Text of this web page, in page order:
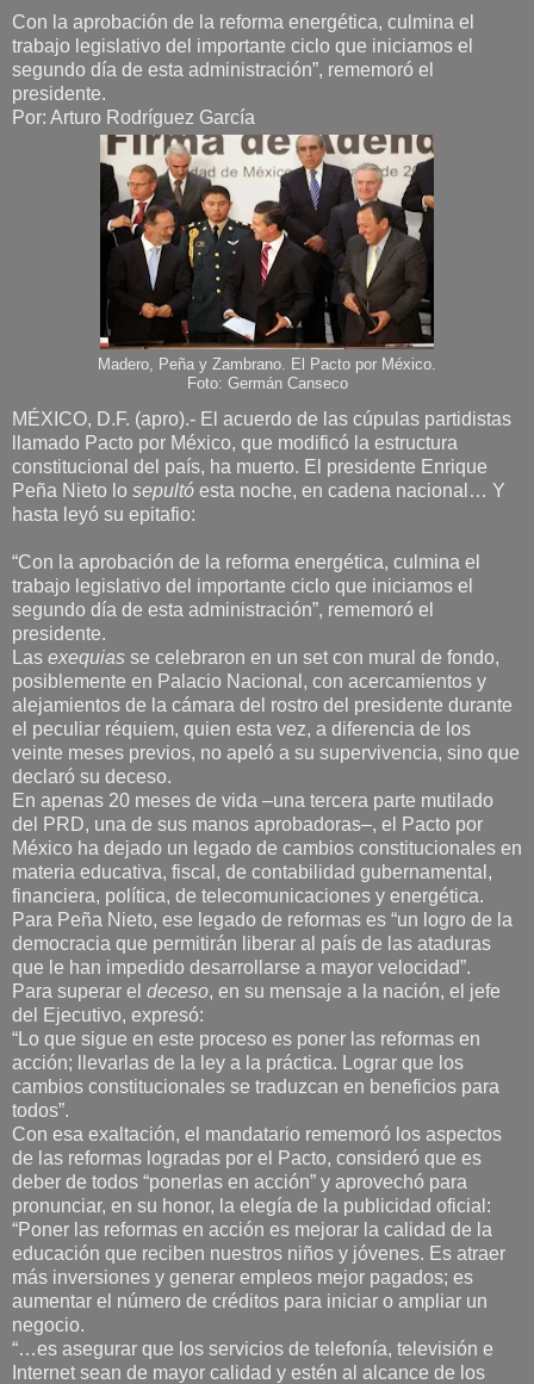
Con la aprobación de la reforma energética, culmina el
trabajo legislativo del importante ciclo que iniciamos el
segundo día de esta administración”, rememoró el
presidente.
Por: Arturo Rodríguez García
Madero, Peña y Zambrano. El Pacto por México.
Foto: Germán Canseco
MÉXICO, D.F. (apro).- El acuerdo de las cúpulas partidistas
llamado Pacto por México, que modificó la estructura
constitucional del país, ha muerto. El presidente Enrique
Peña Nieto lo sepultó esta noche, en cadena nacional… Y
hasta leyó su epitafio:
“Con la aprobación de la reforma energética, culmina el
trabajo legislativo del importante ciclo que iniciamos el
segundo día de esta administración”, rememoró el
presidente.
Las exequias se celebraron en un set con mural de fondo,
posiblemente en Palacio Nacional, con acercamientos y
alejamientos de la cámara del rostro del presidente durante
el peculiar réquiem, quien esta vez, a diferencia de los
veinte meses previos, no apeló a su supervivencia, sino que
declaró su deceso.
En apenas 20 meses de vida –una tercera parte mutilado
del PRD, una de sus manos aprobadoras–, el Pacto por
México ha dejado un legado de cambios constitucionales en
materia educativa, fiscal, de contabilidad gubernamental,
financiera, política, de telecomunicaciones y energética.
Para Peña Nieto, ese legado de reformas es “un logro de la
democracia que permitirán liberar al país de las ataduras
que le han impedido desarrollarse a mayor velocidad”.
Para superar el deceso, en su mensaje a la nación, el jefe
del Ejecutivo, expresó:
“Lo que sigue en este proceso es poner las reformas en
acción; llevarlas de la ley a la práctica. Lograr que los
cambios constitucionales se traduzcan en beneficios para
todos”.
Con esa exaltación, el mandatario rememoró los aspectos
de las reformas logradas por el Pacto, consideró que es
deber de todos “ponerlas en acción” y aprovechó para
pronunciar, en su honor, la elegía de la publicidad oficial:
“Poner las reformas en acción es mejorar la calidad de la
educación que reciben nuestros niños y jóvenes. Es atraer
más inversiones y generar empleos mejor pagados; es
aumentar el número de créditos para iniciar o ampliar un
negocio.
“…es asegurar que los servicios de telefonía, televisión e
Internet sean de mayor calidad y estén al alcance de los